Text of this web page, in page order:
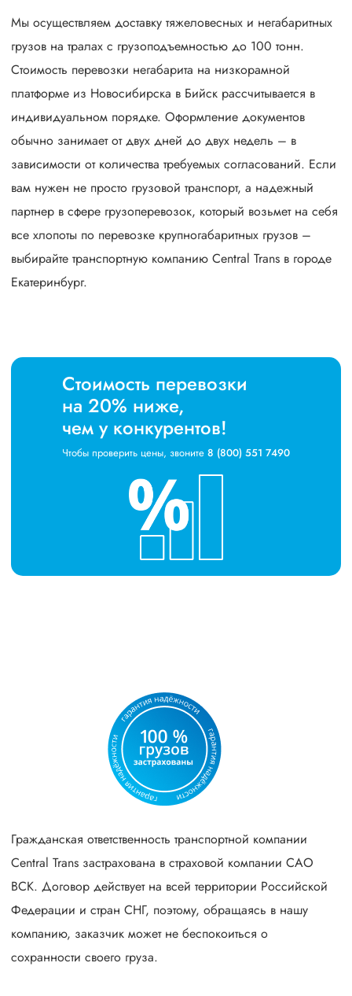
Мы осуществляем доставку тяжеловесных и негабаритных
грузов на тралах с грузоподъемностью до 100 тонн.
Стоимость перевозки негабарита на низкорамной
платформе из Новосибирска в Бийск рассчитывается в
индивидуальном порядке. Оформление документов
обычно занимает от двух дней до двух недель – в
зависимости от количества требуемых согласований. Если
вам нужен не просто грузовой транспорт, а надежный
партнер в сфере грузоперевозок, который возьмет на себя
все хлопоты по перевозке крупногабаритных грузов –
выбирайте транспортную компанию Central Trans в городе
Екатеринбург.
Стоимость перевозки
на 20% ниже,
чем у конкурентов!
Чтобы проверить цены, звоните 8 (800) 551 7490
Гражданская ответственность транспортной компании
Central Trans застрахована в страховой компании САО
ВСК. Договор действует на всей территории Российской
Федерации и стран СНГ, поэтому, обращаясь в нашу
компанию, заказчик может не беспокоиться о
сохранности своего груза.